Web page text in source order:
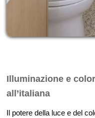
Illuminazione e
all’italiana
Il potere della luce e del